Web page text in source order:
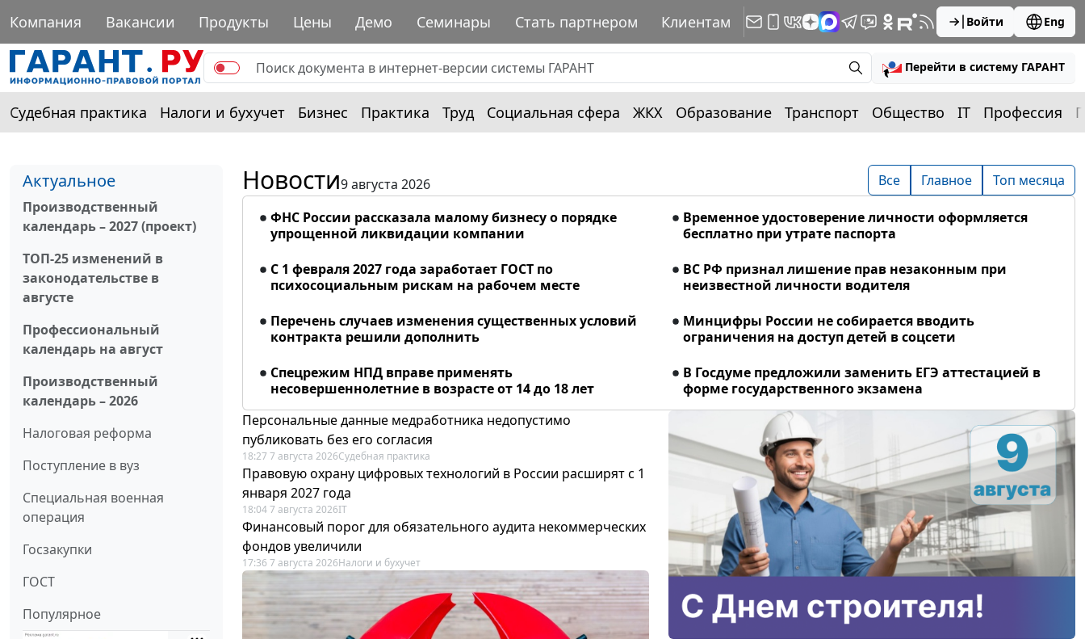
Компания Вакансии Продукты Цены Демо Семинары Стать партнером Клиентам Войти Eng
Перейти в систему ГАРАНТ
Судебная практика Налоги и бухучет Бизнес Практика Труд Социальная сфера ЖКХ Образование Транспорт Общество IT Профессия
Актуальное
Производственный
календарь – 2027 (проект)
ТОП-25 изменений в
законодательстве в
августе
Профессиональный
календарь на август
Производственный
календарь – 2026
Налоговая реформа
Поступление в вуз
Специальная военная
операция
Госзакупки
ГОСТ
Популярное
Новости9 августа 2026 Все Главное Топ месяца
ФНС России рассказала малому бизнесу о порядке
упрощенной ликвидации компании
Временное удостоверение личности оформляется
бесплатно при утрате паспорта
С 1 февраля 2027 года заработает ГОСТ по
психосоциальным рискам на рабочем месте
ВС РФ признал лишение прав незаконным при
неизвестной личности водителя
Перечень случаев изменения существенных условий
контракта решили дополнить
Минцифры России не собирается вводить
ограничения на доступ детей в соцсети
Спецрежим НПД вправе применять
несовершеннолетние в возрасте от 14 до 18 лет
В Госдуме предложили заменить ЕГЭ аттестацией в
форме государственного экзамена
Персональные данные медработника недопустимо
публиковать без его согласия
18:27 7 августа 2026Судебная практика
Правовую охрану цифровых технологий в России расширят с 1
января 2027 года
18:04 7 августа 2026IT
Финансовый порог для обязательного аудита некоммерческих
фондов увеличили
17:36 7 августа 2026Налоги и бухучет